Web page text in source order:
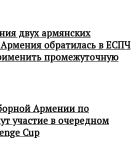
двух армянских
обратилась в ЕСПЧ
промежуточную
Армении по
участие в очередном
Cup